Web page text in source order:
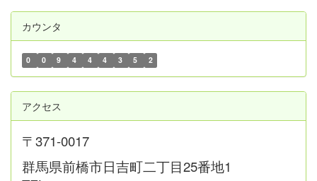
カウンタ
0 0 9 4 4 4 3 5 2
アクセス
〒371-0017
群馬県前橋市日吉町二丁目25番地1